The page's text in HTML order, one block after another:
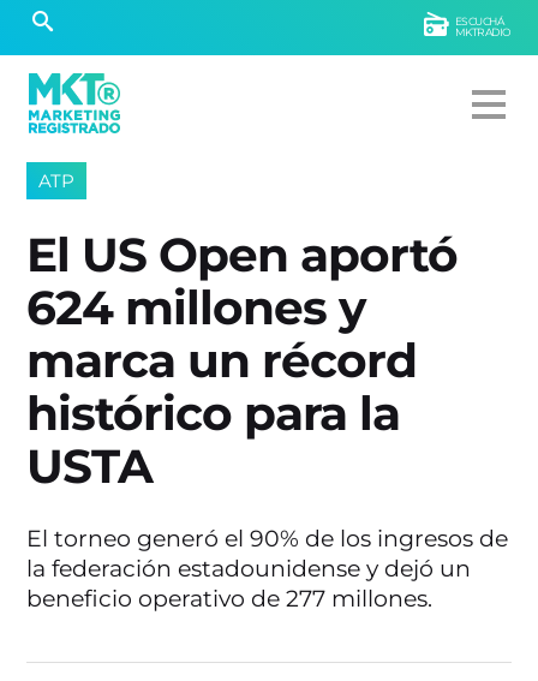
ESCUCHÁ
MKTRADIO
ATP
El US Open aportó
624 millones y
marca un récord
histórico para la
USTA
El torneo generó el 90% de los ingresos de
la federación estadounidense y dejó un
beneficio operativo de 277 millones.